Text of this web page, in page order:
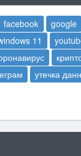
facebook
google
11
утечка